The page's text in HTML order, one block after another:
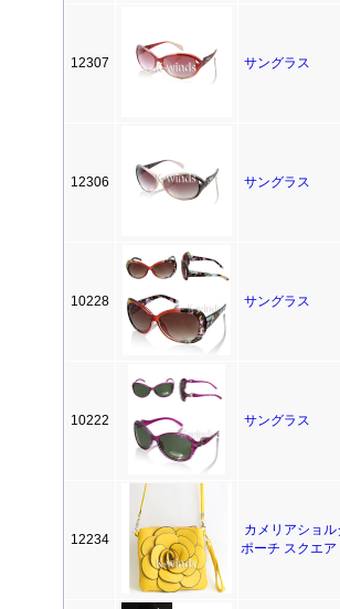
12307 サングラス
12306 サングラス
10228 サングラス
10222 サングラス
12234
カメリアショル
ポーチ スクエア